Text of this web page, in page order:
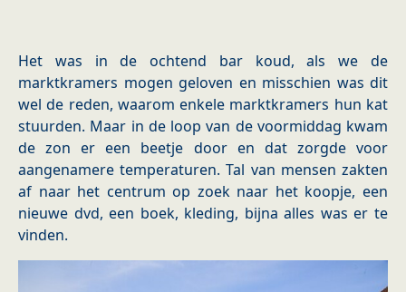
Het was in de ochtend bar koud, als we de
marktkramers mogen geloven en misschien was dit
wel de reden, waarom enkele marktkramers hun kat
stuurden. Maar in de loop van de voormiddag kwam
de zon er een beetje door en dat zorgde voor
aangenamere temperaturen. Tal van mensen zakten
af naar het centrum op zoek naar het koopje, een
nieuwe dvd, een boek, kleding, bijna alles was er te
vinden.